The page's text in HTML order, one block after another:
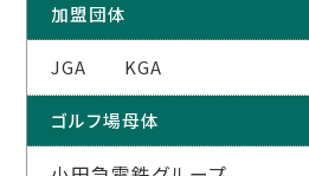
加盟団体
JGA KGA
ゴルフ場母体